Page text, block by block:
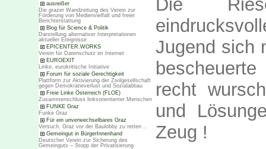
ausreißer
Die grazer Wandzeitung des Verein zur
Förderung von Medienvielfalt und freier
Berichterstattung
Blog für Science & Politik
Darstellung alternativer Interpretationen
aktueller Ereignisse
EPICENTER.WORKS
Verein für Datenschutz im Internet
EUROEXIT
Linke, eurokritische Initiative
Forum für soziale Gerechtigkeit
Plattform zur Aktivierung der Zivilgesellschaft
gegen Demokratieverlust und Sozialabbau
Freie Linke Österreich (FLOE)
Zusammenschluss linksorientierter Menschen
FUNKE Graz
Funke Graz
Für ein unverwechselbares Graz
Versuch, Graz vor der Baulobby zu retten ..
Gemeingut in BürgerInnenhand
Deutscher Verein zur Sicherung des
Gemeinguts – Stopp der Privatisierung
Die
Jugend sich
recht
und
Zeug !